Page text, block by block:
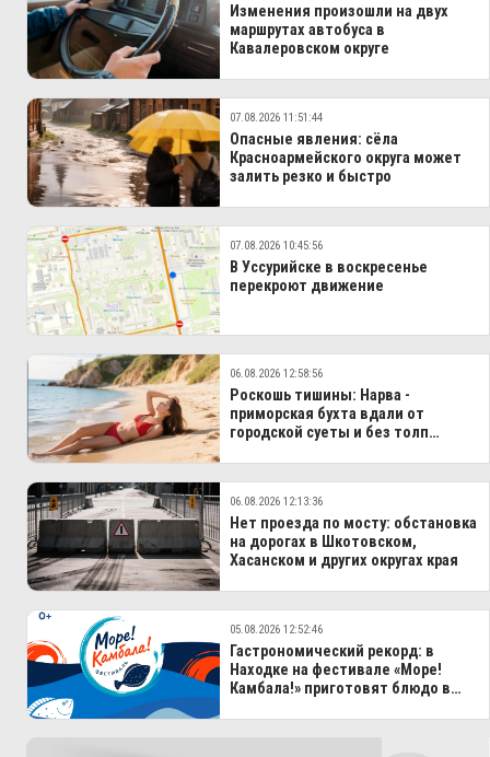
Изменения произошли на двух
маршрутах автобуса в
Кавалеровском округе
07.08.2026 11:51:44
Опасные явления: сёла
Красноармейского округа может
залить резко и быстро
07.08.2026 10:45:56
В Уссурийске в воскресенье
перекроют движение
06.08.2026 12:58:56
Роскошь тишины: Нарва -
приморская бухта вдали от
городской суеты и без толп
06.08.2026 12:13:36
Нет проезда по мосту: обстановка
на дорогах в Шкотовском,
Хасанском и других округах края
05.08.2026 12:52:46
Гастрономический рекорд: в
Находке на фестивале «Море!
Камбала!» приготовят блюдо в